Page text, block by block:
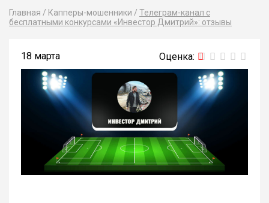
Главная / Капперы-мошенники / Телеграм-канал с
бесплатными конкурсами «Инвестор Дмитрий»: отзывы
18 марта